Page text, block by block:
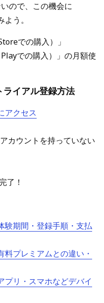
ので、この機会に
う。
での購入）」
での購入）」の月額使
イアル登録方法
アクセス
カウントを持っていない
了！
験期間・登録手順・支払
プレミアムとの違い・
リ・スマホなどデバイ